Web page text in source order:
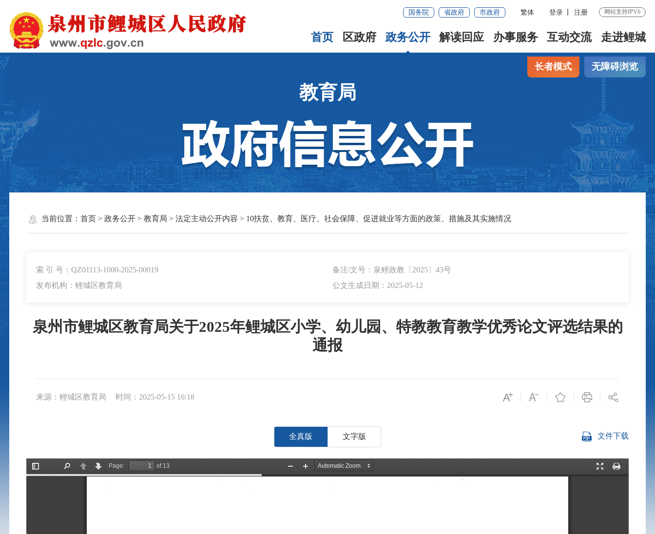
国务院 省政府 市政府 繁体 登录 注册 网站支持IPV6
首页 区政府 政务公开 解读回应 办事服务 互动交流 走进鲤城
长者模式 无障碍浏览
教育局
当前位置： 首页> 政务公开> 教育局 > 法定主动公开内容 > 10扶贫、教育、医疗、社会保障、促进就业等方面的政策、措施及其实施情况
索 引 号：QZ01113-1000-2025-00019
备注/文号：泉鲤政教〔2025〕43号
发布机构：鲤城区教育局
公文生成日期：2025-05-12
泉州市鲤城区教育局关于2025年鲤城区小学、幼儿园、特教教育教学优秀论文评选结果的
通报
来源：鲤城区教育局 时间：2025-05-15 16:18
全真版 文字版 文件下载